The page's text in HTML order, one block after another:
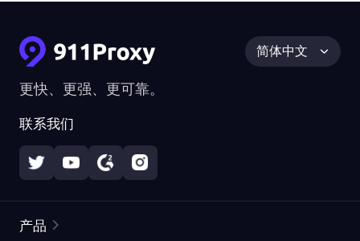
更快、更强、更可靠。
联系我们
简体中文
产品